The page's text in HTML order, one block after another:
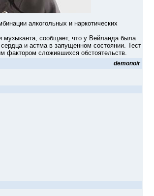
алкогольных и наркотических
сообщает, что у Вейланда была
и астма в запущенном состоянии. Тест
фактором сложившихся обстоятельств.
demonoir